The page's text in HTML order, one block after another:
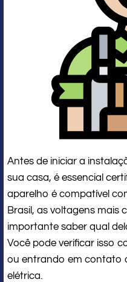
Antes de iniciar a
sua casa, é essencial
aparelho é compatível
Brasil, as voltagens mais
importante saber qual
Você pode verificar isso
ou entrando em contato
elétrica.